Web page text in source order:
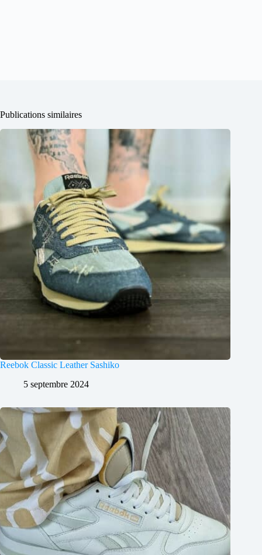
Publications similaires
Reebok Classic Leather Sashiko
5 septembre 2024